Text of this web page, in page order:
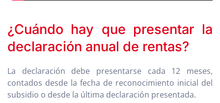
¿Cuándo hay que presentar la
declaración anual de rentas?
La declaración debe presentarse cada 12 meses,
contados desde la fecha de reconocimiento inicial del
subsidio o desde la última declaración presentada.